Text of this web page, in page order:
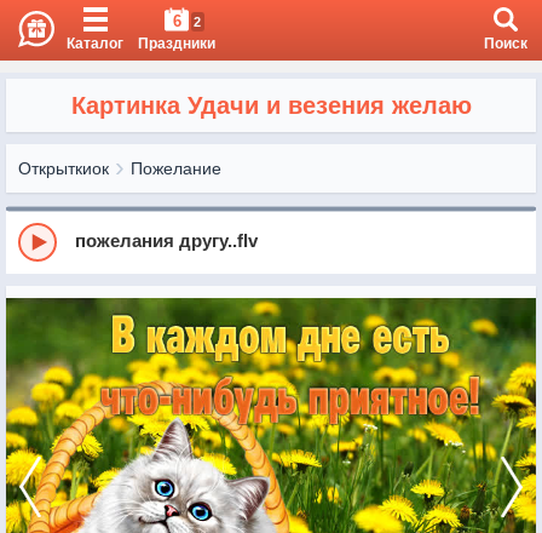
Каталог
6 2
Праздники Поиск
Картинка Удачи и везения желаю
Открыткиок Пожелание
пожелания другу..flv